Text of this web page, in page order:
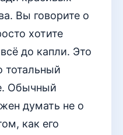
Вы говорите о
хотите
до капли. Это
тотальный
Обычный
думать не о
как его